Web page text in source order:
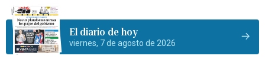
El diario de hoy
viernes, 7 de agosto de 2026